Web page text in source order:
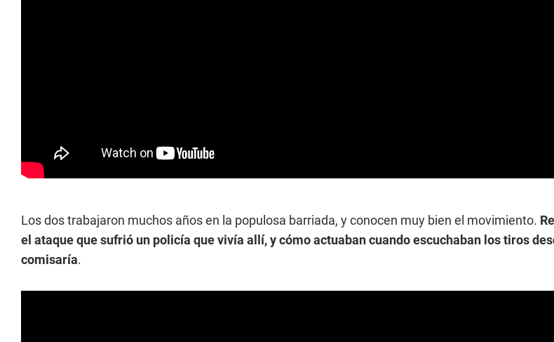
Los dos trabajaron muchos años en la populosa barriada, y conocen muy bien el movimiento.
el ataque que sufrió un policía que vivía allí, y cómo actuaban cuando escuchaban los tiros
comisaría.